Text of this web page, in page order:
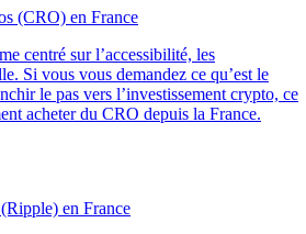
(CRO) en France
centré sur l’accessibilité, les
Si vous vous demandez ce qu’est le
le pas vers l’investissement crypto, ce
acheter du CRO depuis la France.
en France